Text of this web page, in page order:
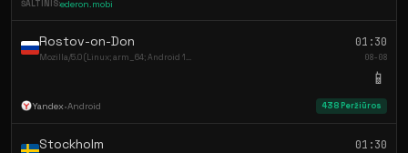
ŠALTINIS:ederon.mobi
Rostov-on-Don
Mozilla/5.0 (Linux; arm_64; Android 1...
01:30
08-08
📱
Yandex•Android 438 Peržiūros
Stockholm 01:30